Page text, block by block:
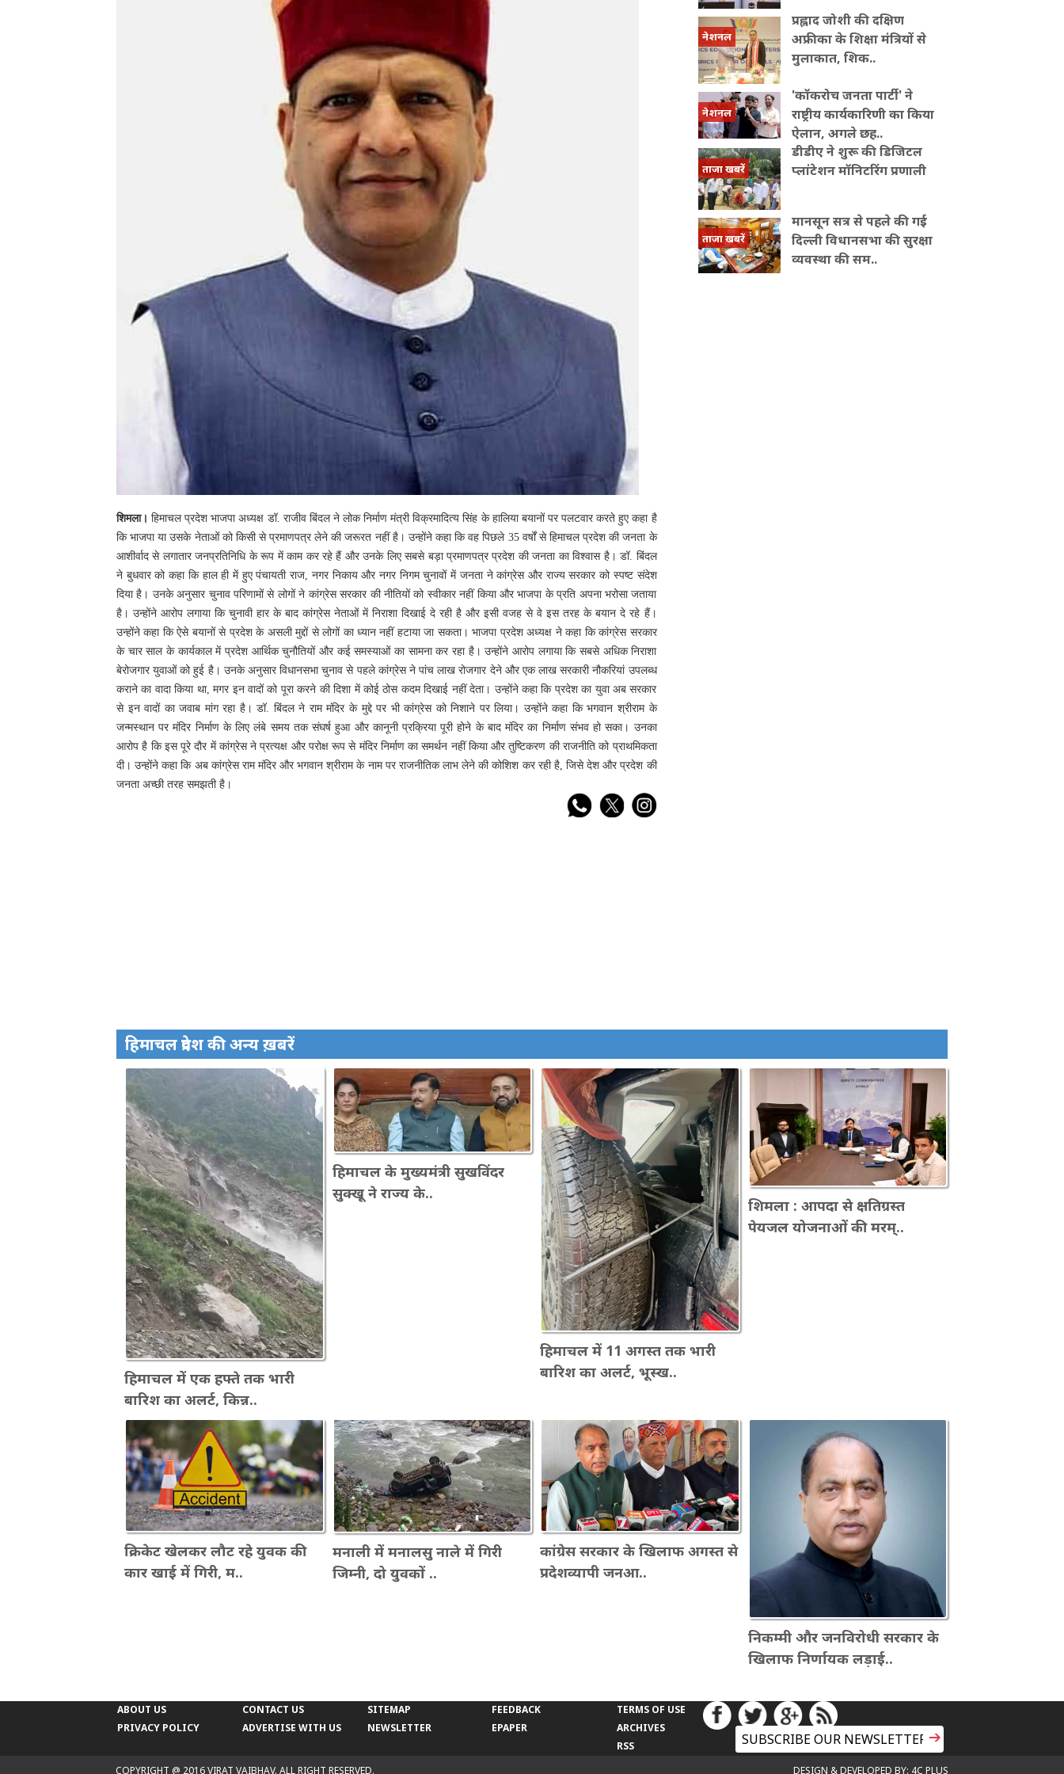
शिमला। हिमाचल प्रदेश भाजपा अध्यक्ष डॉ. राजीव बिंदल ने लोक निर्माण मंत्री विक्रमादित्य सिंह के हालिया बयानों पर पलटवार करते हुए कहा है
कि भाजपा या उसके नेताओं को किसी से प्रमाणपत्र लेने की जरूरत नहीं है। उन्होंने कहा कि वह पिछले 35 वर्षों से हिमाचल प्रदेश की जनता के
आशीर्वाद से लगातार जनप्रतिनिधि के रूप में काम कर रहे हैं और उनके लिए सबसे बड़ा प्रमाणपत्र प्रदेश की जनता का विश्वास है।डॉ. बिंदल
ने बुधवार को कहा कि हाल ही में हुए पंचायती राज, नगर निकाय और नगर निगम चुनावों में जनता ने कांग्रेस और राज्य सरकार को स्पष्ट संदेश
दिया है। उनके अनुसार चुनाव परिणामों से लोगों ने कांग्रेस सरकार की नीतियों को स्वीकार नहीं किया और भाजपा के प्रति अपना भरोसा जताया
है। उन्होंने आरोप लगाया कि चुनावी हार के बाद कांग्रेस नेताओं में निराशा दिखाई दे रही है और इसी वजह से वे इस तरह के बयान दे रहे हैं।
उन्होंने कहा कि ऐसे बयानों से प्रदेश के असली मुद्दों से लोगों का ध्यान नहीं हटाया जा सकता।भाजपा प्रदेश अध्यक्ष ने कहा कि कांग्रेस सरकार
के चार साल के कार्यकाल में प्रदेश आर्थिक चुनौतियों और कई समस्याओं का सामना कर रहा है। उन्होंने आरोप लगाया कि सबसे अधिक निराशा
बेरोजगार युवाओं को हुई है। उनके अनुसार विधानसभा चुनाव से पहले कांग्रेस ने पांच लाख रोजगार देने और एक लाख सरकारी नौकरियां उपलब्ध
कराने का वादा किया था, मगर इन वादों को पूरा करने की दिशा में कोई ठोस कदम दिखाई नहीं देता। उन्होंने कहा कि प्रदेश का युवा अब सरकार
से इन वादों का जवाब मांग रहा है।डॉ. बिंदल ने राम मंदिर के मुद्दे पर भी कांग्रेस को निशाने पर लिया। उन्होंने कहा कि भगवान श्रीराम के
जन्मस्थान पर मंदिर निर्माण के लिए लंबे समय तक संघर्ष हुआ और कानूनी प्रक्रिया पूरी होने के बाद मंदिर का निर्माण संभव हो सका। उनका
आरोप है कि इस पूरे दौर में कांग्रेस ने प्रत्यक्ष और परोक्ष रूप से मंदिर निर्माण का समर्थन नहीं किया और तुष्टिकरण की राजनीति को प्राथमिकता
दी। उन्होंने कहा कि अब कांग्रेस राम मंदिर और भगवान श्रीराम के नाम पर राजनीतिक लाभ लेने की कोशिश कर रही है, जिसे देश और प्रदेश की
जनता अच्छी तरह समझती है।
नेशनल
प्रह्लाद जोशी की दक्षिण
अफ्रीका के शिक्षा मंत्रियों से
मुलाकात, शिक..
नेशनल
'कॉकरोच जनता पार्टी' ने
राष्ट्रीय कार्यकारिणी का किया
ऐलान, अगले छह..
ताजा खबरें
डीडीए ने शुरू की डिजिटल
प्लांटेशन मॉनिटरिंग प्रणाली
ताजा खबरें
मानसून सत्र से पहले की गई
दिल्ली विधानसभा की सुरक्षा
व्यवस्था की सम..
हिमाचल प्रदेश की अन्य ख़बरें
हिमाचल में एक हफ्ते तक भारी
बारिश का अलर्ट, किन्न..
हिमाचल के मुख्यमंत्री सुखविंदर
सुक्खू ने राज्य के..
हिमाचल में 11 अगस्त तक भारी
बारिश का अलर्ट, भूस्ख..
शिमला : आपदा से क्षतिग्रस्त
पेयजल योजनाओं की मरम्..
क्रिकेट खेलकर लौट रहे युवक की
कार खाई में गिरी, म..
मनाली में मनालसु नाले में गिरी
जिम्नी, दो युवकों ..
कांग्रेस सरकार के खिलाफ अगस्त से
प्रदेशव्यापी जनआ..
निकम्मी और जनविरोधी सरकार के
खिलाफ निर्णायक लड़ाई..
ABOUT US
PRIVACY POLICY
CONTACT US
ADVERTISE WITH US
SITEMAP
NEWSLETTER
FEEDBACK
EPAPER
TERMS OF USE
ARCHIVES
RSS
COPYRIGHT @ 2016 VIRAT VAIBHAV. ALL RIGHT RESERVED.
DESIGN & DEVELOPED BY: 4C PLUS